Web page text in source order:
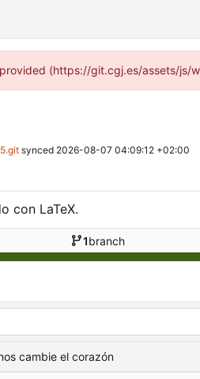
(https://git.cgj.es/assets/js/
synced 2026-08-07 04:09:12 +02:00
con LaTeX.
1branch
cambie el corazón